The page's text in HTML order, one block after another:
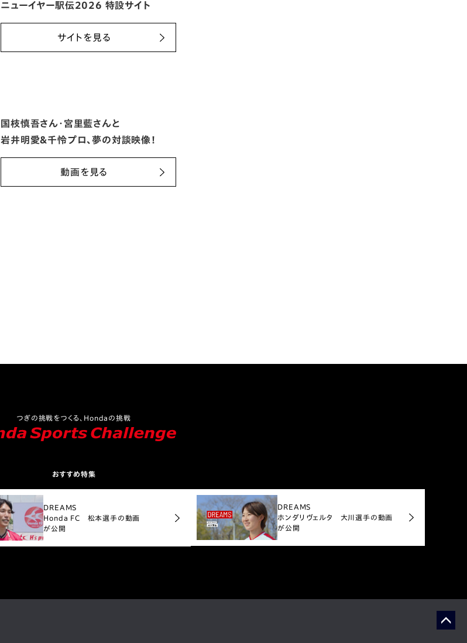
ニューイヤー駅伝2026 特設サイト
サイトを見る
国枝慎吾さん・宮里藍さんと
岩井明愛＆千怜プロ、夢の対談映像！
動画を見る
つぎの挑戦をつくる、Hondaの挑戦
おすすめ特集
DREAMS
Honda FC 松本選手の動画
が公開
DREAMS
ホンダリヴェルタ 大川選手の動画
が公開